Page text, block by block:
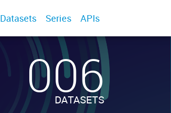
Datasets Series APIs
006
DATASETS